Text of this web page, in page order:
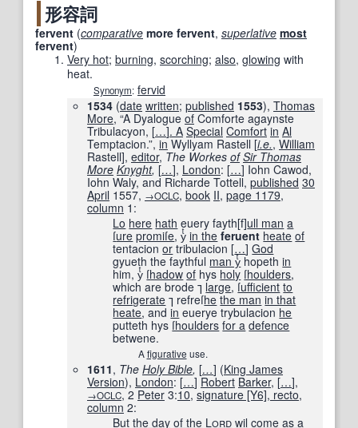
形容詞
fervent (comparative more fervent, superlative most
fervent)
Very hot; burning, scorching; also, glowing with
heat.
Synonym: fervid
1534 (date written; published 1553), Thomas
More, “A Dyalogue of Comforte agaynste
Tribulacyon, […]. A Special Comfort in Al
Temptacion.”, in Wyllyam Rastell [i.e., William
Rastell], editor, The Workes of Sir Thomas
More Knyght, […], London: […] Iohn Cawod,
Iohn Waly, and Richarde Tottell, published 30
April 1557, →OCLC, book II, page 1179,
column 1:
Lo here hath euery fayth[f]ull man a
ſure promiſe, yͭin the feruent heate of
tentacionor tribulacion […] God
gyueth the faythful man y ͭ hopethin
him, yͭ ſhadow of hys holy ſhoulders,
which are brode ⁊ large, ſufficient to
refrigerate ⁊ refreſhe the man in that
heate, andin euerye trybulacion he
putteth hys ſhoulders for a defence
betwene.
Afigurative use.
1611, The Holy Bible, […] (King James
Version), London: […] Robert Barker, […],
→OCLC, 2 Peter 3:10, signature [Y6], recto,
column 2:
Butthe day of the Lord wil come as a